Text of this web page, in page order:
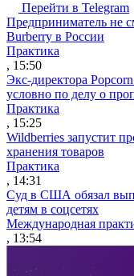
Перейти в Telegram
Предприниматель не
Burberry в России
Практика
, 15:50
Экс-директора
условно по делу о
Практика
, 15:25
Wildberries запустит
хранения товаров
Практика
, 14:31
Суд в США обязал
детям в соцсетях
Международная
, 13:54